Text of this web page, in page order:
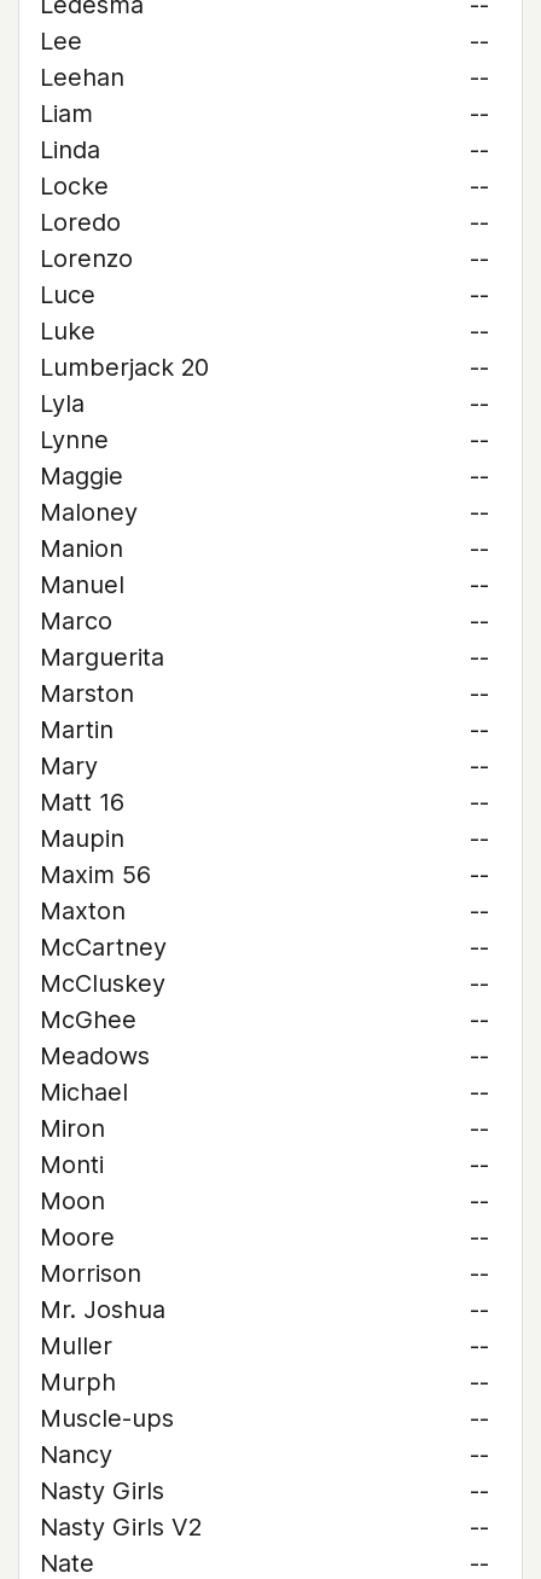
Lee
--
Leehan
--
Liam
--
Linda
--
Locke
--
Loredo
--
Lorenzo
--
Luce
--
Luke
--
Lumberjack 20
--
Lyla
--
Lynne
--
Maggie
--
Maloney
--
Manion
--
Manuel
--
Marco
--
Marguerita
--
Marston
--
Martin
--
Mary
--
Matt 16
--
Maupin
--
Maxim 56
--
Maxton
--
McCartney
--
McCluskey
--
McGhee
--
Meadows
--
Michael
--
Miron
--
Monti
--
Moon
--
Moore
--
Morrison
--
Mr. Joshua
--
Muller
--
Murph
--
Muscle-ups
--
Nancy
--
Nasty Girls
--
Nasty Girls V2
--
Nate
--